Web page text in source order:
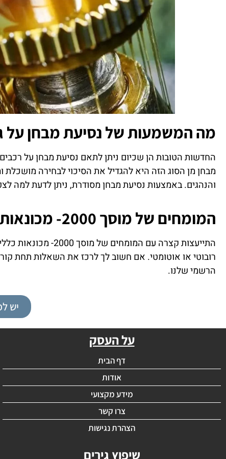
מה המשמעות של נסיעת מבחן על
החדשות הטובות הן שכיום ניתן לתאם נסיעת מבחן על
מבחן מן הסוג הזה היא להגדיל את הסיכוי לבחירה
והנהגים. באמצעות נסיעת מבחן מסודרת, ניתן לדעת למה
המומחים של מוסך 2000- מכונאות כללית ותיקוני גירים כאן בשבילך
התייעצות קצרה עם
רובוטי או אוטומטי. אם חשוב לך לרכז את השאלות תחת
הרשמי שלנו.
יש
על העסק
דף הבית
אודות
מידע מקצועי
צרו קשר
הצהרת נגישות
שיפוץ גירים